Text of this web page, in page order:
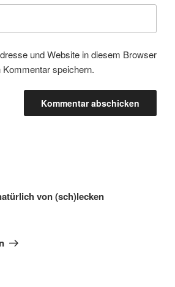
und Website in diesem Browser
speichern.
von (sch)lecken